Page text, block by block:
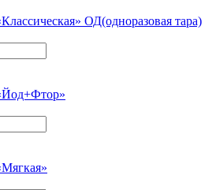
ОД(одноразовая тара)